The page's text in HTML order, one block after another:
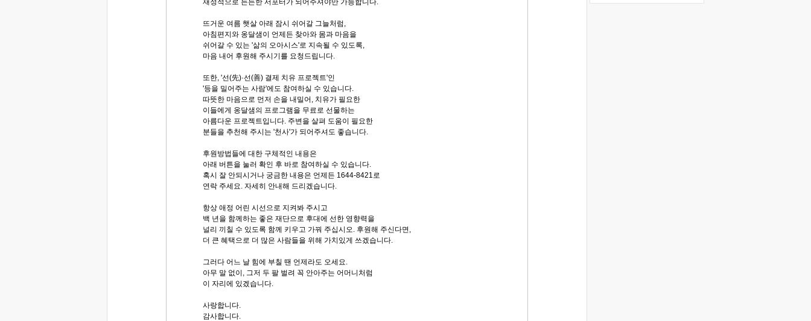
뜨거운 여름 햇살 아래 잠시 쉬어갈 그늘처럼,
아침편지와 옹달샘이 언제든 찾아와 몸과 마음을
쉬어갈 수 있는 '삶의 오아시스'로 지속될 수 있도록,
마음 내어 후원해 주시기를 요청드립니다.
또한, '선(先)·선(善) 결제 치유 프로젝트'인
'등을 밀어주는 사람'에도 참여하실 수 있습니다.
따뜻한 마음으로 먼저 손을 내밀어, 치유가 필요한
이들에게 옹달샘의 프로그램을 무료로 선물하는
아름다운 프로젝트입니다. 주변을 살펴 도움이 필요한
분들을 추천해 주시는 '천사'가 되어주셔도 좋습니다.
후원방법들에 대한 구체적인 내용은
아래 버튼을 눌러 확인 후 바로 참여하실 수 있습니다.
혹시 잘 안되시거나 궁금한 내용은 언제든 1644-8421로
연락 주세요. 자세히 안내해 드리겠습니다.
항상 애정 어린 시선으로 지켜봐 주시고
백 년을 함께하는 좋은 재단으로 후대에 선한 영향력을
널리 끼칠 수 있도록 함께 키우고 가꿔 주십시오. 후원해 주신다면,
더 큰 혜택으로 더 많은 사람들을 위해 가치있게 쓰겠습니다.
그러다 어느 날 힘에 부칠 땐 언제라도 오세요.
아무 말 없이, 그저 두 팔 벌려 꼭 안아주는 어머니처럼
이 자리에 있겠습니다.
사랑합니다.
감사합니다.